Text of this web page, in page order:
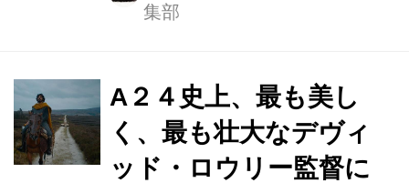
14世紀の作者不明の叙事詩「サー・ガ
代英語に翻訳し、広く読まれてきた。
この原典を、ロウリー監督自身が深い
愛と敬意をもって大胆に脚色。過酷な
自然界へと挑む冒険と幻想的で奇妙な
集部
A２４史上、最も美し
く、最も壮大なデヴィ
ッド・ロウリー監督に